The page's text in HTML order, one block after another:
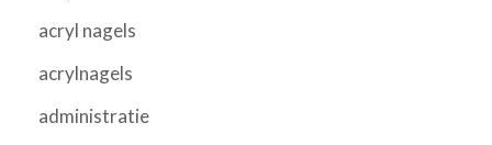
acryl nagels
acrylnagels
administratie